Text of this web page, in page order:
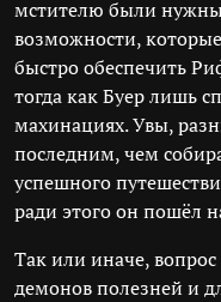
мстителю были нужны
возможности,
быстро обеспечить
тогда как Буер лишь
махинациях. Увы,
последним, чем
успешного
ради этого он пошёл
Так или иначе, вопрос
демонов полезней и